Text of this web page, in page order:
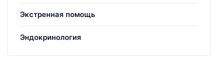
Экстренная помощь
Эндокринология